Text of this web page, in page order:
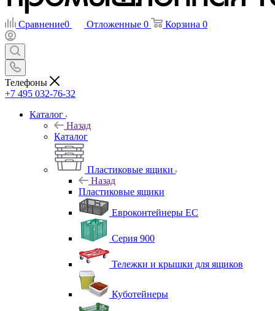
Сравнение0 Отложенные 0 Корзина 0
Телефоны
+7 495 032-76-32
Каталог
Назад
Каталог
Пластиковые ящики
Назад
Пластиковые ящики
Евроконтейнеры ЕС
Серия 900
Тележки и крышки для ящиков
Куботейнеры